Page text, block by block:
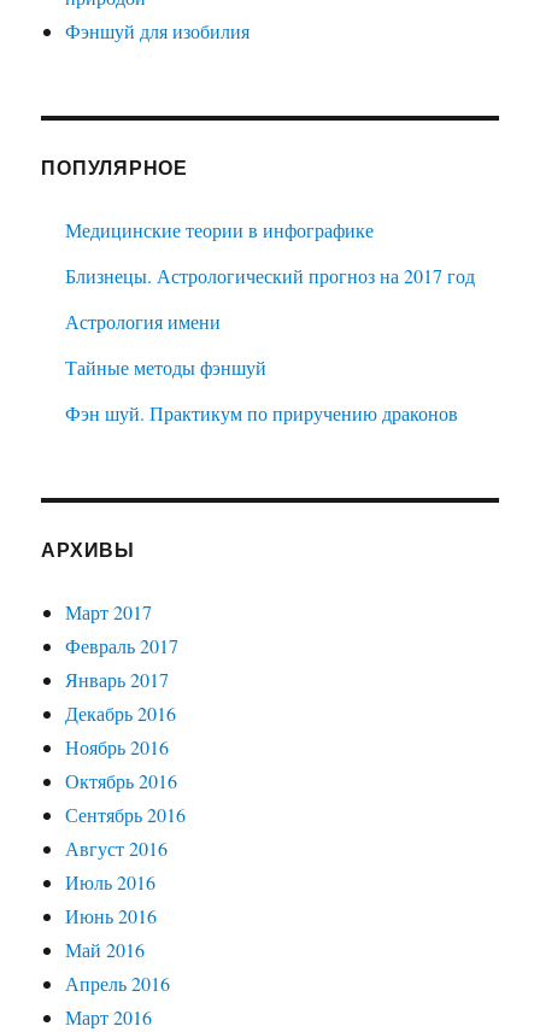
Фэншуй для изобилия
ПОПУЛЯРНОЕ
Медицинские теории в инфографике
Близнецы. Астрологический прогноз на 2017 год
Астрология имени
Тайные методы фэншуй
Фэн шуй. Практикум по приручению драконов
АРХИВЫ
Март 2017
Февраль 2017
Январь 2017
Декабрь 2016
Ноябрь 2016
Октябрь 2016
Сентябрь 2016
Август 2016
Июль 2016
Июнь 2016
Май 2016
Апрель 2016
Март 2016